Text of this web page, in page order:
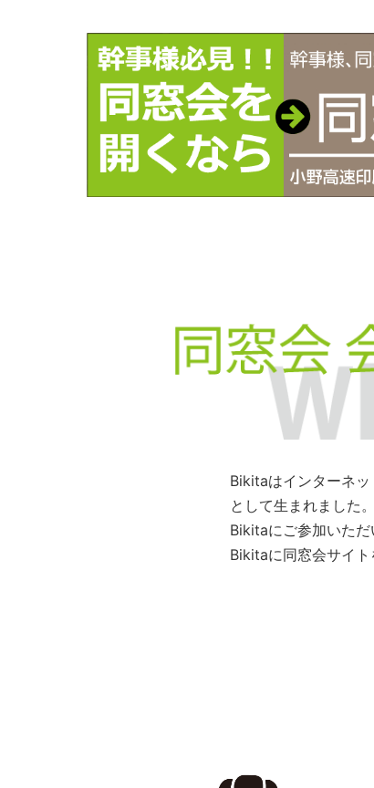
Bikitaはインターネ
として生まれました。
Bikitaにご参加いた
Bikitaに同窓会サイト